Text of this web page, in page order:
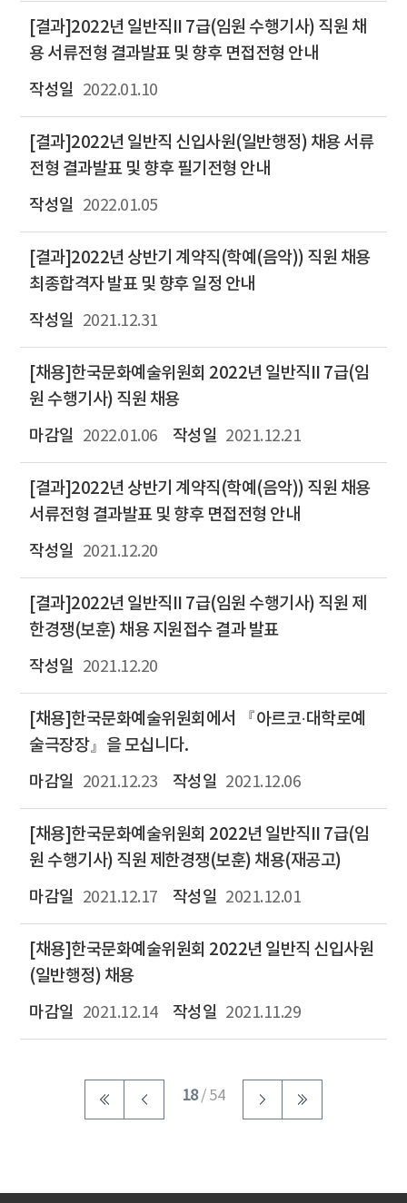
[결과]2022년 일반직II 7급(임원 수행기사) 직원 채
용 서류전형 결과발표 및 향후 면접전형 안내
2022.01.10
[결과]2022년 일반직 신입사원(일반행정) 채용 서류
전형 결과발표 및 향후 필기전형 안내
2022.01.05
[결과]2022년 상반기 계약직(학예(음악)) 직원 채용
최종합격자 발표 및 향후 일정 안내
2021.12.31
[채용]한국문화예술위원회 2022년 일반직II 7급(임
원 수행기사) 직원 채용
2022.01.06 2021.12.21
[결과]2022년 상반기 계약직(학예(음악)) 직원 채용
서류전형 결과발표 및 향후 면접전형 안내
2021.12.20
[결과]2022년 일반직II 7급(임원 수행기사) 직원 제
한경쟁(보훈) 채용 지원접수 결과 발표
2021.12.20
[채용]한국문화예술위원회에서 『아르코·대학로예
술극장장』을 모십니다.
2021.12.23 2021.12.06
[채용]한국문화예술위원회 2022년 일반직II 7급(임
원 수행기사) 직원 제한경쟁(보훈) 채용(재공고)
2021.12.17 2021.12.01
[채용]한국문화예술위원회 2022년 일반직 신입사원
(일반행정) 채용
2021.12.14 2021.11.29
18/ 54